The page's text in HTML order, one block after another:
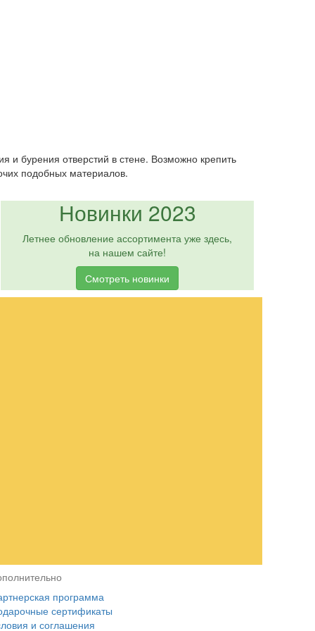
и бурения отверстий в стене. Возможно крепить
подобных материалов.
Новинки 2023
Летнее обновление ассортимента уже здесь,
на нашем сайте!
Смотреть новинки
программа
сертификаты
и соглашения